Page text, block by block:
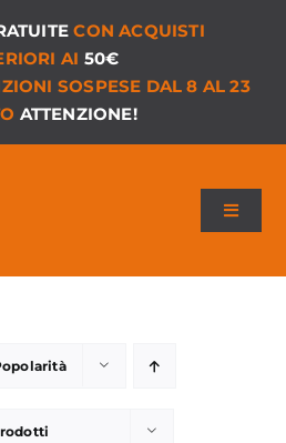
CON ACQUISTI
AI 50€
SOSPESE DAL 8 AL 23
ATTENZIONE!
Toggle